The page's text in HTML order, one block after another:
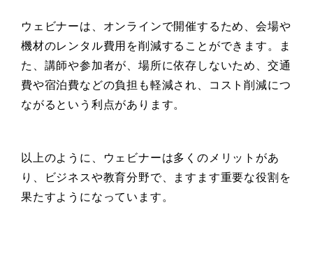
ウェビナーは、オンラインで開催するため、会場や
機材のレンタル費用を削減することができます。ま
た、講師や参加者が、場所に依存しないため、交通
費や宿泊費などの負担も軽減され、コスト削減につ
ながるという利点があります。
以上のように、ウェビナーは多くのメリットがあ
り、ビジネスや教育分野で、ますます重要な役割を
果たすようになっています。